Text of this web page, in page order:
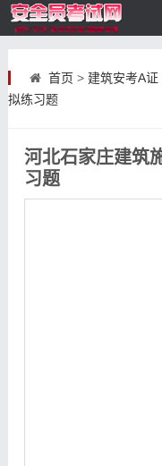
首页 > 建筑安考A证
拟练习题
河北石家庄建筑
习题